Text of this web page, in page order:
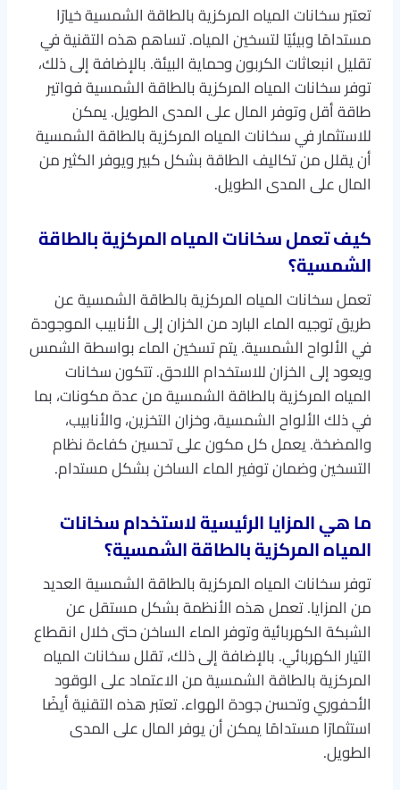
تعتبر سخانات المياه المركزية بالطاقة الشمسية خيارًا
مستدامًا وبيئيًا لتسخين المياه. تساهم هذه التقنية في
تقليل انبعاثات الكربون وحماية البيئة. بالإضافة إلى ذلك،
توفر سخانات المياه المركزية بالطاقة الشمسية فواتير
طاقة أقل وتوفر المال على المدى الطويل. يمكن
للاستثمار في سخانات المياه المركزية بالطاقة الشمسية
أن يقلل من تكاليف الطاقة بشكل كبير ويوفر الكثير من
المال على المدى الطويل.
كيف تعمل سخانات المياه المركزية بالطاقة
الشمسية؟
تعمل سخانات المياه المركزية بالطاقة الشمسية عن
طريق توجيه الماء البارد من الخزان إلى الأنابيب الموجودة
في الألواح الشمسية. يتم تسخين الماء بواسطة الشمس
ويعود إلى الخزان للاستخدام اللاحق. تتكون سخانات
المياه المركزية بالطاقة الشمسية من عدة مكونات، بما
في ذلك الألواح الشمسية، وخزان التخزين، والأنابيب،
والمضخة. يعمل كل مكون على تحسين كفاءة نظام
التسخين وضمان توفير الماء الساخن بشكل مستدام.
ما هي المزايا الرئيسية لاستخدام سخانات
المياه المركزية بالطاقة الشمسية؟
توفر سخانات المياه المركزية بالطاقة الشمسية العديد
من المزايا. تعمل هذه الأنظمة بشكل مستقل عن
الشبكة الكهربائية وتوفر الماء الساخن حتى خلال انقطاع
التيار الكهربائي. بالإضافة إلى ذلك، تقلل سخانات المياه
المركزية بالطاقة الشمسية من الاعتماد على الوقود
الأحفوري وتحسن جودة الهواء. تعتبر هذه التقنية أيضًا
استثمارًا مستدامًا يمكن أن يوفر المال على المدى
الطويل.